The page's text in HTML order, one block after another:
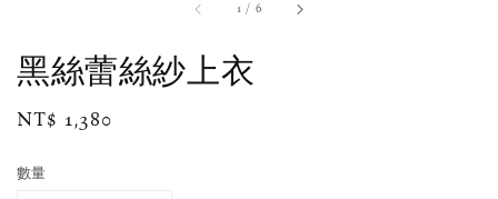
1 / 6
黑絲蕾絲紗上衣
Regular
NT$ 1,380
數量